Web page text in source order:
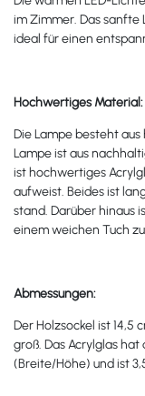
im Zimmer. Das
ideal für einen
Hochwertiges Material:
Die Lampe besteht
Lampe ist aus
ist hochwertiges
aufweist. Beides ist
stand. Darüber hinaus
einem weichen Tuch
Abmessungen:
Der Holzsockel ist 14,5
groß. Das Acrylglas hat
(Breite/Höhe) und ist